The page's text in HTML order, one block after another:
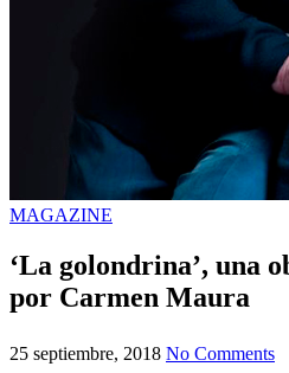
MAGAZINE
‘La golondrina’, una
por Carmen Maura
25 septiembre, 2018 No Comments